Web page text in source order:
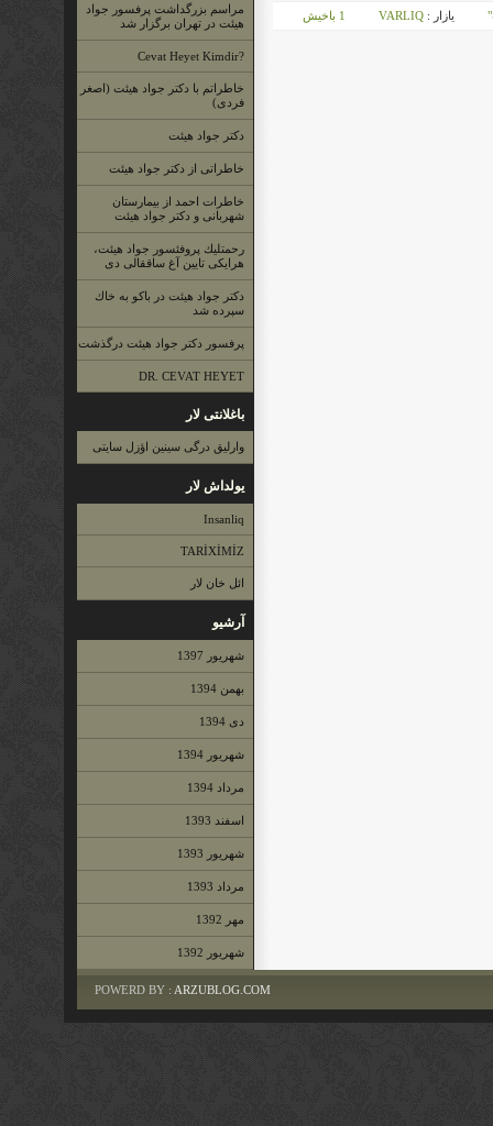
یازار : VARLIQ
1 باخیش
مراسم بزرگداشت پرفسور جواد
هیئت در تهران برگزار شد
?Cevat Heyet Kimdir
خاطراتم با دکتر جواد هیئت (اصغر
فردی)
دکتر جواد هیئت
خاطراتی از دكتر جواد هیئت
خاطرات احمد از بیمارستان
شهربانی و دكتر جواد هیئت
رحمتلیك پروفئسور جواد هیئت،
هرایكی تایین آغ ساققالی دی
دكتر جواد هیئت در باكو به خاك
سپرده شد
پرفسور دكتر جواد هیئت درگذشت
DR. CEVAT HEYET
باغلانتی لار
وارلیق درگی سینین اؤزل سایتی
یولداش لار
Insanliq
TARİXİMİZ
ائل خان لار
آرشیو
شهريور 1397
بهمن 1394
دى 1394
شهريور 1394
مرداد 1394
اسفند 1393
شهريور 1393
مرداد 1393
مهر 1392
شهريور 1392
POWERD BY : ARZUBLOG.COM